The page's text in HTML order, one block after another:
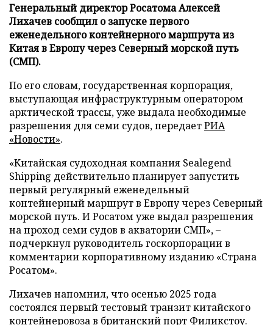
Генеральный директор Росатома Алексей
Лихачев сообщил о запуске первого
еженедельного контейнерного маршрута из
Китая в Европу через Северный морской путь
(СМП).
По его словам, государственная корпорация,
выступающая инфраструктурным оператором
арктической трассы, уже выдала необходимые
разрешения для семи судов, передаетРИА
«Новости».
«Китайская судоходная компания Sealegend
Shipping действительно планирует запустить
первый регулярный еженедельный
контейнерный маршрут в Европу через Северный
морской путь. И Росатом уже выдал разрешения
на проход семи судов в акватории СМП», –
подчеркнул руководитель госкорпорации в
комментарии корпоративному изданию «Страна
Росатом».
Лихачев напомнил, что осенью 2025 года
состоялся первый тестовый транзит китайского
контейнеровоза в британский порт Филикстоу.